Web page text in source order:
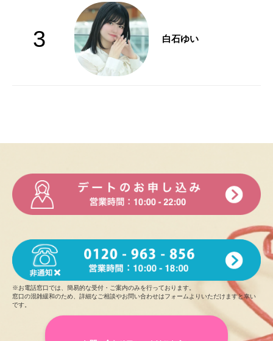
3 白石ゆい
※お電話窓口では、簡易的な受付・ご案内のみを行っております。
窓口の混雑緩和のため、詳細なご相談やお問い合わせはフォームよりいただけますと幸い
です。